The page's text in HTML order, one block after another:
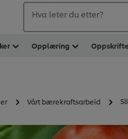
Hva leter du etter?
Opplæring
Vårt bærekraftsarbeid